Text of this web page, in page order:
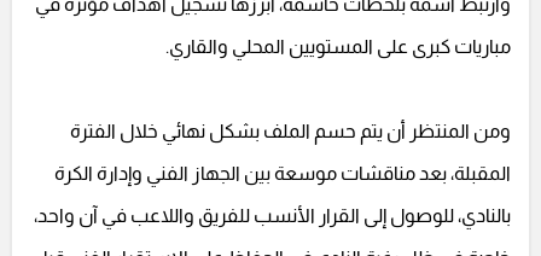
مباريات كبرى على المستويين المحلي والقاري.
ومن المنتظر أن يتم حسم الملف بشكل نهائي خلال الفترة
المقبلة، بعد مناقشات موسعة بين الجهاز الفني وإدارة الكرة
بالنادي، للوصول إلى القرار الأنسب للفريق واللاعب في آن واحد،